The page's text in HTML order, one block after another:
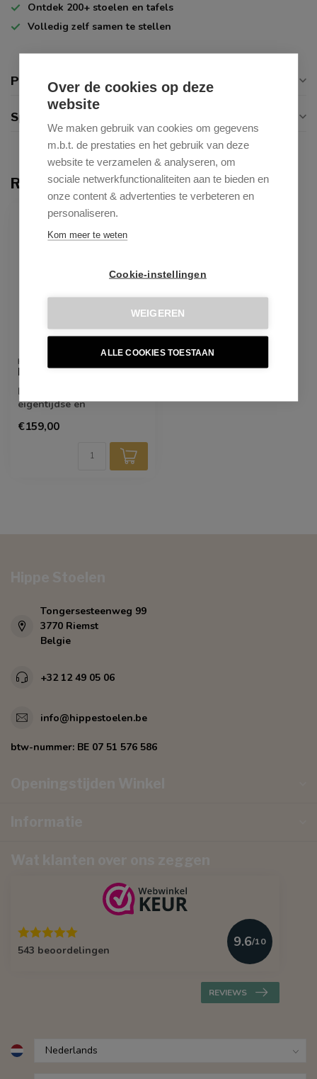
Over de cookies op deze
website
We maken gebruik van cookies om gegevens
m.b.t. de prestaties en het gebruik van deze
website te verzamelen & analyseren, om
sociale netwerkfunctionaliteiten aan te bieden en
onze content & advertenties te verbeteren en
personaliseren.
Kom meer te weten
Cookie-instellingen
WEIGEREN
ALLE COOKIES TOESTAAN
Ontdek 200+ stoelen en tafels
Volledig zelf samen te stellen
Productomschrijving
Specificaties
Recent bekeken
ONLY ONLINE
KICK COLLECTION
Barkruk Bo -Donkergrijs
Barkruk Bo is een
eigentijdse en
elke bar of keukeneilan...
€159,00
Tongersesteenweg 99
3770 Riemst
Belgie
+32 12 49 05 06
info@hippestoelen.be
btw-nummer: BE 07 51 576 586
543 beoordelingen
9.6/10
REVIEWS